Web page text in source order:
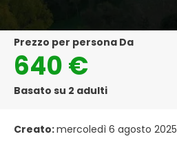
Prezzo per persona Da
640 €
Basato su 2 adulti
Creato:mercoledì 6 agosto 2025